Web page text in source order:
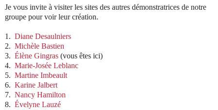
Je vous invite à visiter les sites des autres démonstratrices de notre
groupe pour voir leur création.
1. Diane Desaulniers
2. Michèle Bastien
3. Élène Gingras (vous êtes ici)
4. Marie-Josée Leblanc
5. Martine Imbeault
6. Karine Jalbert
7. Nancy Hamilton
8. Évelyne Lauzé